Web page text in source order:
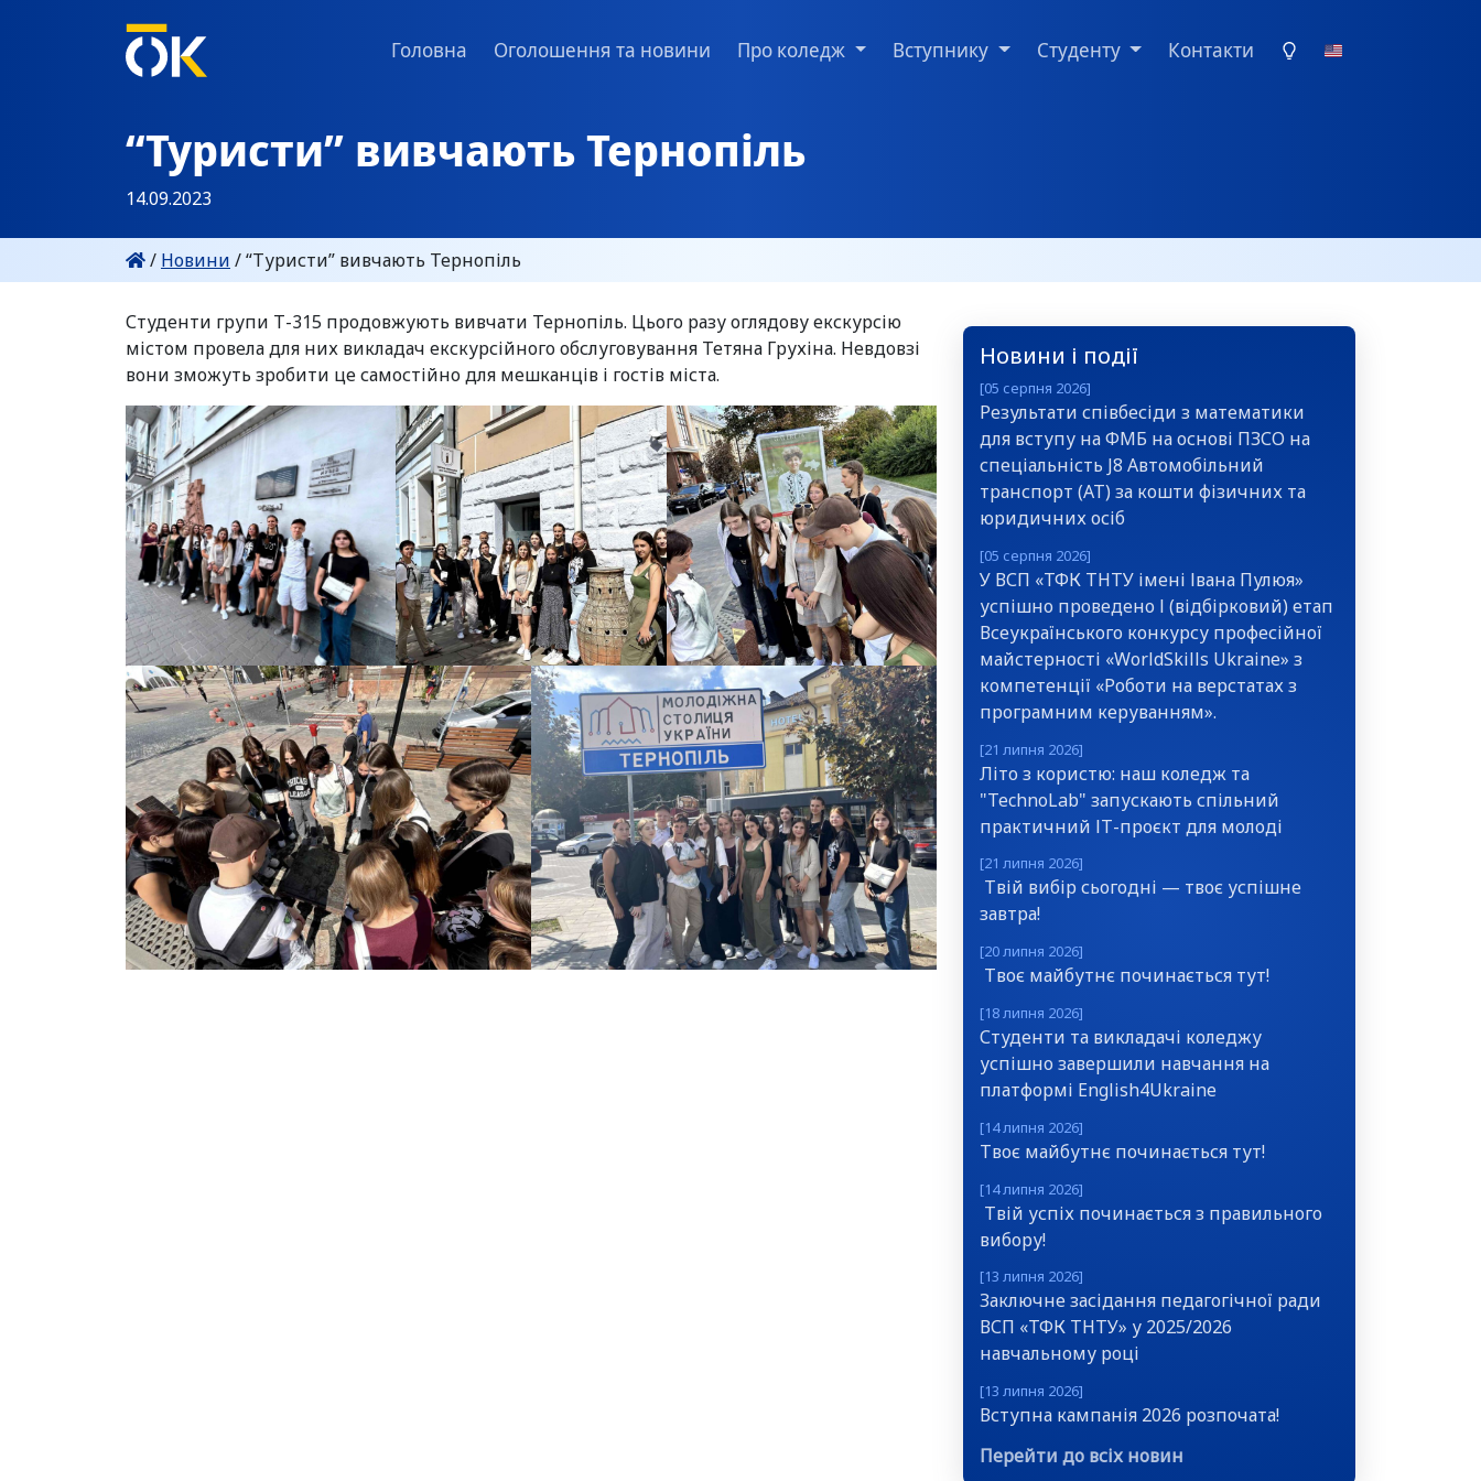
Головна Оголошення та новини Про коледж Вступнику Студенту Контакти
“Туристи” вивчають Тернопіль
14.09.2023
/ Новини /“Туристи” вивчають Тернопіль
Студенти групи Т-315 продовжують вивчати Тернопіль. Цього разу оглядову екскурсію
містом провела для них викладач екскурсійного обслуговування Тетяна Грухіна. Невдовзі
вони зможуть зробити це самостійно для мешканців і гостів міста.
Новини і події
[05 серпня 2026]
Результати співбесіди з математики
для вступу на ФМБ на основі ПЗСО на
спеціальність J8 Автомобільний
транспорт (АТ) за кошти фізичних та
юридичних осіб
[05 серпня 2026]
У ВСП «ТФК ТНТУ імені Івана Пулюя»
успішно проведено І (відбірковий) етап
Всеукраїнського конкурсу професійної
майстерності «WorldSkills Ukraine» з
компетенції «Роботи на верстатах з
програмним керуванням».
[21 липня 2026]
Літо з користю: наш коледж та
"TechnoLab" запускають спільний
практичний ІТ-проєкт для молоді
[21 липня 2026]
Твій вибір сьогодні — твоє успішне
завтра!
[20 липня 2026]
Твоє майбутнє починається тут!
[18 липня 2026]
Студенти та викладачі коледжу
успішно завершили навчання на
платформі English4Ukraine
[14 липня 2026]
Твоє майбутнє починається тут!
[14 липня 2026]
Твій успіх починається з правильного
вибору!
[13 липня 2026]
Заключне засідання педагогічної ради
ВСП «ТФК ТНТУ» у 2025/2026
навчальному році
[13 липня 2026]
Вступна кампанія 2026 розпочата!
Перейти до всіх новин